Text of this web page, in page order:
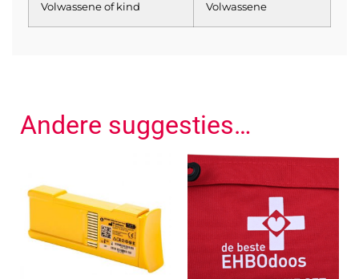
Volwassene of kind Volwassene
Andere suggesties…